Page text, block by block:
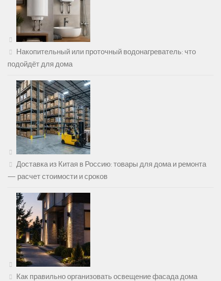
Накопительный или проточный водонагреватель: что
подойдёт для дома
Доставка из Китая в Россию: товары для дома и ремонта
— расчет стоимости и сроков
Как правильно организовать освещение фасада дома